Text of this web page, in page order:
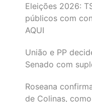
Eleições 2026:
públicos com
AQUI
União e PP
Senado com
Roseana
de Colinas,